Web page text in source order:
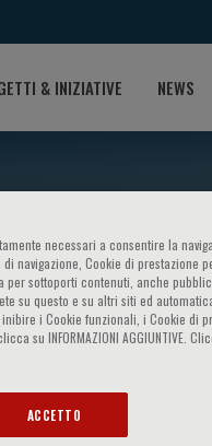
& INIZIATIVE NEWS
necessari a consentire la
navigazione, Cookie di prestazione
per sottoporti contenuti, anche
su questo e su altri siti ed
i Cookie funzionali, i Cookie di
INFORMAZIONI AGGIUNTIVE.
ACCETTO